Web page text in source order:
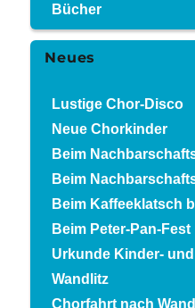
Bücher
Neues
Lustige Chor-Disco
Neue Chorkinder
Beim
Beim
Beim Kaffeeklatsch
Beim Peter-Pan-Fest
Urkunde Kinder-
Wandlitz
Chorfahrt nach